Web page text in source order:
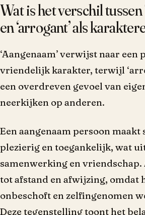
Wat is het verschil tussen
en ‘arrogant’ als
‘Aangenaam’ verwijst naar een
vriendelijk karakter, terwijl
een overdreven gevoel van
neerkijken op anderen.
Een aangenaam persoon
plezierig en toegankelijk, wat
samenwerking en
tot afstand en afwijzing, omdat
onbeschoft en zelfingenomen
Deze tegenstelling toont het